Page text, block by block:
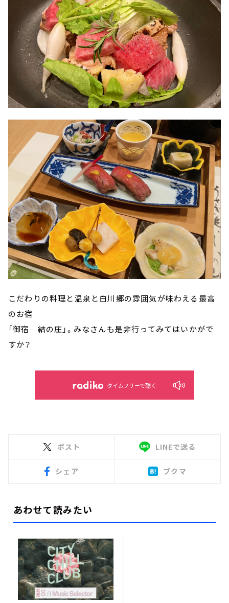
こだわりの料理と温泉と白川郷の雰囲気が味わえる最高
のお宿
「御宿 結の庄」。みなさんも是非行ってみてはいかがで
すか？
タイムフリーで聴く
ポスト LINEで送る
シェア ブクマ
あわせて読みたい